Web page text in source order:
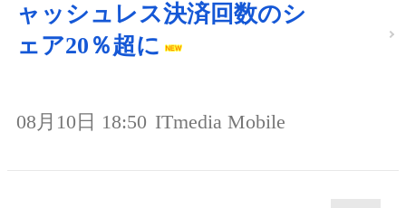
ャッシュレス決済回数のシ
ェア20％超に
08月10日 18:50 ITmedia Mobile